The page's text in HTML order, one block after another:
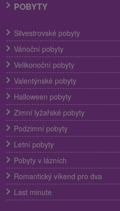
POBYTY
Silvestrovské pobyty
Vánoční pobyty
Velikonoční pobyty
Valentýnské pobyty
Halloween pobyty
Zimní lyžařské pobyty
Podzimní pobyty
Letní pobyty
Pobyty v lázních
Romantický víkend pro dva
Last minute